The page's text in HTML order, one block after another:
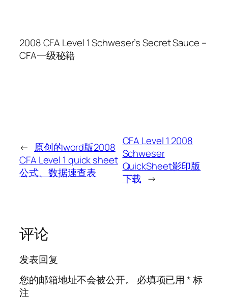
2008 CFA Level 1 Schweser’s Secret Sauce –
CFA一级秘籍
← 原创的word版2008
CFA Level 1 quick sheet
公式、数据速查表
CFA Level 1 2008
Schweser
QuickSheet影印版
下载 →
评论
发表回复
您的邮箱地址不会被公开。
必填项已用*标
注